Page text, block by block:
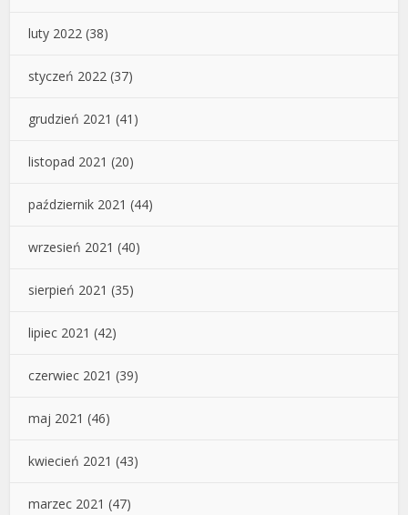
luty 2022 (38)
styczeń 2022 (37)
grudzień 2021 (41)
listopad 2021 (20)
październik 2021 (44)
wrzesień 2021 (40)
sierpień 2021 (35)
lipiec 2021 (42)
czerwiec 2021 (39)
maj 2021 (46)
kwiecień 2021 (43)
marzec 2021 (47)